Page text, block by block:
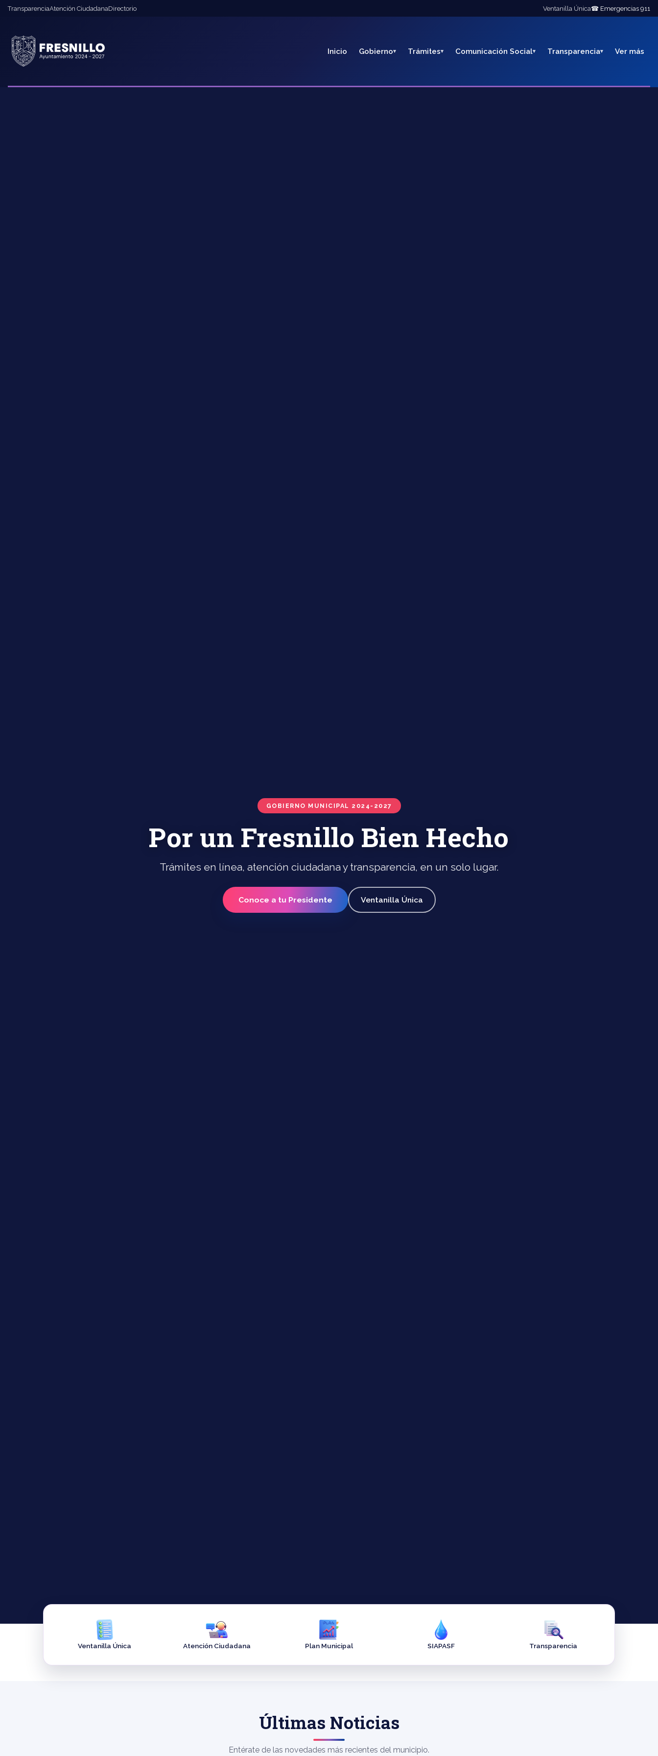
TransparenciaAtención CiudadanaDirectorio Ventanilla Única☎ Emergencias 911
Inicio Gobierno Trámites Comunicación Social Transparencia Ver más
GOBIERNO MUNICIPAL 2024-2027
Por un Fresnillo Bien Hecho
Trámites en línea, atención ciudadana y transparencia, en un solo lugar.
Conoce a tu Presidente Ventanilla Única
Ventanilla Única Atención Ciudadana Plan Municipal SIAPASF Transparencia
Últimas Noticias
Entérate de las novedades más recientes del municipio.